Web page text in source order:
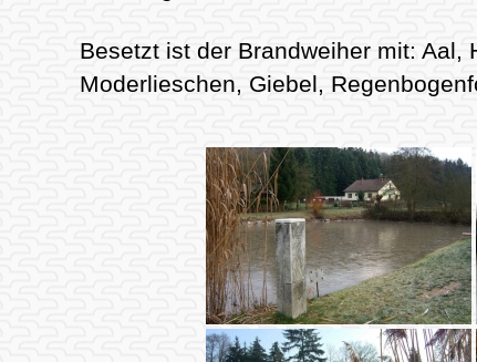
Besetzt ist der Brandweiher mit: Aal,
Moderlieschen, Giebel,